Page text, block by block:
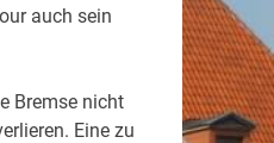
auch sein
Bremse nicht
Eine zu